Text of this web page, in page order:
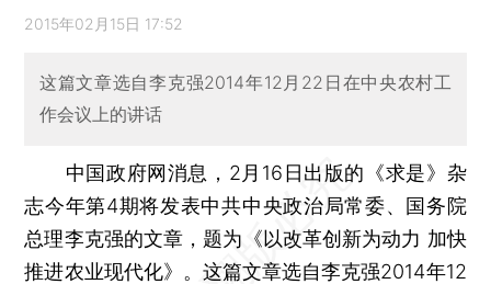
2015年02月15日 17:52
这篇文章选自李克强2014年12月22日在中央农村工
作会议上的讲话
中国政府网消息，2月16日出版的《求是》杂
志今年第4期将发表中共中央政治局常委、国务院
总理李克强的文章，题为《以改革创新为动力 加快
推进农业现代化》。这篇文章选自李克强2014年12